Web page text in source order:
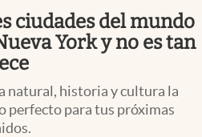
ciudades del mundo
York y no es tan
natural, historia y cultura la
perfecto para tus próximas